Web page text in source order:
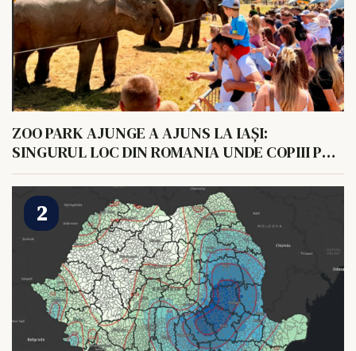
ZOO PARK AJUNGE A AJUNS LA IAȘI:
SINGURUL LOC DIN ROMANIA UNDE COPIII POT
HRANI UN ELEFANT